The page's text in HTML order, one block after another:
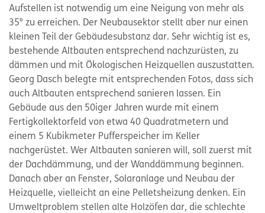
Aufstellen ist notwendig um eine Neigung von mehr als
35° zu erreichen. Der Neubausektor stellt aber nur einen
kleinen Teil der Gebäudesubstanz dar. Sehr wichtig ist es,
bestehende Altbauten entsprechend nachzurüsten, zu
dämmen und mit Ökologischen Heizquellen auszustatten.
Georg Dasch belegte mit entsprechenden Fotos, dass sich
auch Altbauten entsprechend sanieren lassen. Ein
Gebäude aus den 50iger Jahren wurde mit einem
Fertigkollektorfeld von etwa 40 Quadratmetern und
einem 5 Kubikmeter Pufferspeicher im Keller
nachgerüstet. Wer Altbauten sanieren will, soll zuerst mit
der Dachdämmung, und der Wanddämmung beginnen.
Danach aber an Fenster, Solaranlage und Neubau der
Heizquelle, vielleicht an eine Pelletsheizung denken. Ein
Umweltproblem stellen alte Holzöfen dar, die schlechte